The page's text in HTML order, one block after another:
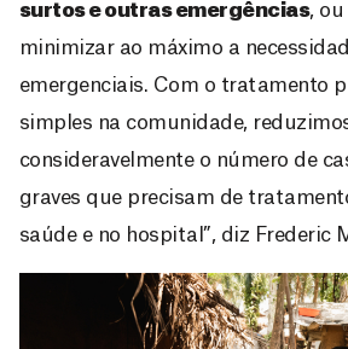
surtos e outras emergências, ou
minimizar ao máximo a
emergenciais. Com o tratamento
simples na comunidade,
consideravelmente o número de
graves que precisam de
saúde e no hospital”, diz Frederic